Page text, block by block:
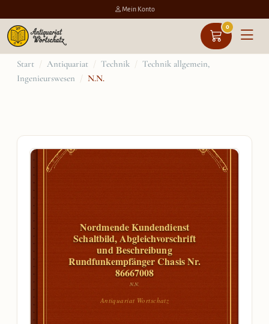
Mein Konto
0
Zum
Inhalt
Start / Antiquariat / Technik / Technik allgemein,
Ingenieurswesen / N.N.
Nordmende Kundendienst
Schaltbild, Abgleichvorschrift
und Beschreibung
Rundfunkempfänger Chasis Nr.
86667008
N.N.
Antiquariat Wortschatz